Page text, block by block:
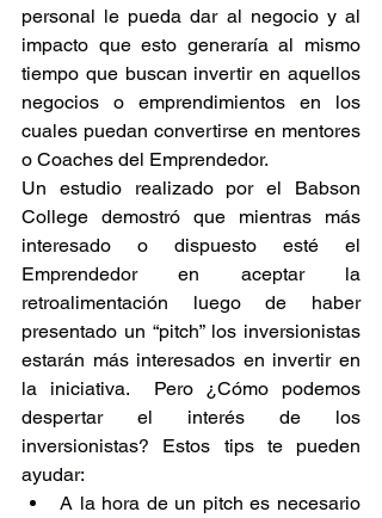
personal le pueda dar al negocio y al
impacto que esto generaría al mismo
tiempo que buscan invertir en aquellos
negocios o emprendimientos en los
cuales puedan convertirse en mentores
o Coaches del Emprendedor.
Un estudio realizado por el Babson
College demostró que mientras más
interesado o dispuesto esté el
Emprendedor en aceptar la
retroalimentación luego de haber
presentado un “pitch” los inversionistas
estarán más interesados en invertir en
la iniciativa.  Pero ¿Cómo podemos
despertar el interés de los
inversionistas? Estos tips te pueden
ayudar:
A la hora de un pitch es necesario